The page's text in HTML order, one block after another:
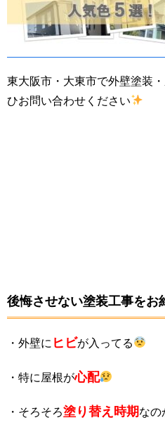
東大阪市・大東市で外壁塗装
ひお問い合わせください
後悔させない塗装工事をお
・外壁に ヒビが入ってる
・特に屋根が心配
・そろそろ塗り替え時期な